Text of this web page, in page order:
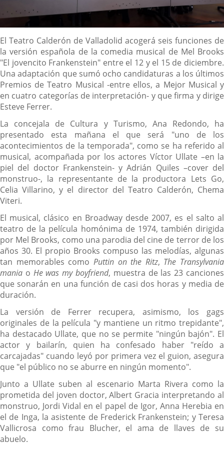
Descripción
El Teatro Calderón de Valladolid acogerá seis funciones de
la versión española de la comedia musical de Mel Brooks
"El jovencito Frankenstein" entre el 12 y el 15 de diciembre.
Una adaptación que sumó ocho candidaturas a los últimos
Premios de Teatro Musical -entre ellos, a Mejor Musical y
en cuatro categorías de interpretación- y que firma y dirige
Esteve Ferrer.
La concejala de Cultura y Turismo, Ana Redondo, ha
presentado esta mañana el que será "uno de los
acontecimientos de la temporada", como se ha referido al
musical, acompañada por los actores Víctor Ullate –en la
piel del doctor Frankenstein- y Adrián Quiles –cover del
monstruo-, la representante de la productora Lets Go,
Celia Villarino, y el director del Teatro Calderón, Chema
Viteri.
El musical, clásico en Broadway desde 2007, es el salto al
teatro de la película homónima de 1974, también dirigida
por Mel Brooks, como una parodia del cine de terror de los
años 30. El propio Brooks compuso las melodías, algunas
tan memorables como Puttin on the Ritz, The Transylvania
mania o He was my boyfriend, muestra de las 23 canciones
que sonarán en una función de casi dos horas y media de
duración.
La versión de Ferrer recupera, asimismo, los gags
originales de la película "y mantiene un ritmo trepidante",
ha destacado Ullate, que no se permite "ningún bajón". El
actor y bailarín, quien ha confesado haber "reído a
carcajadas" cuando leyó por primera vez el guion, asegura
que "el público no se aburre en ningún momento".
Junto a Ullate suben al escenario Marta Rivera como la
prometida del joven doctor, Albert Gracia interpretando al
monstruo, Jordi Vidal en el papel de Igor, Anna Herebia en
el de Inga, la asistente de Frederick Frankenstein; y Teresa
Vallicrosa como frau Blucher, el ama de llaves de su
abuelo.